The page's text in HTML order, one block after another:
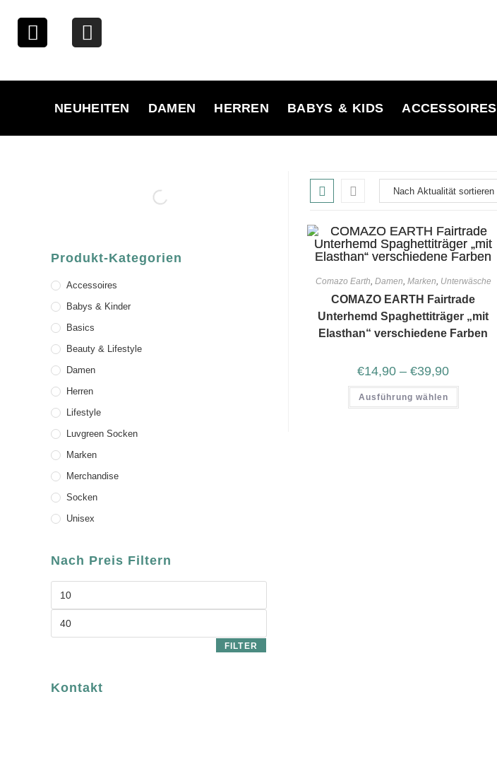
NEUHEITEN DAMEN HERREN BABYS & KIDS ACCESSOIRES
Comazo Earth, Damen, Marken, Unterwäsche
COMAZO EARTH Fairtrade
Unterhemd Spaghettiträger „mit
Elasthan“ verschiedene Farben
€14,90 –€39,90
Ausführung wählen
Produkt-Kategorien
Accessoires
Babys & Kinder
Basics
Beauty & Lifestyle
Damen
Herren
Lifestyle
Luvgreen Socken
Marken
Merchandise
Socken
Unisex
Nach Preis Filtern
FILTER
Kontakt